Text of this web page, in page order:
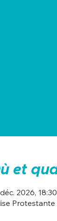
et
2026,
Protestante